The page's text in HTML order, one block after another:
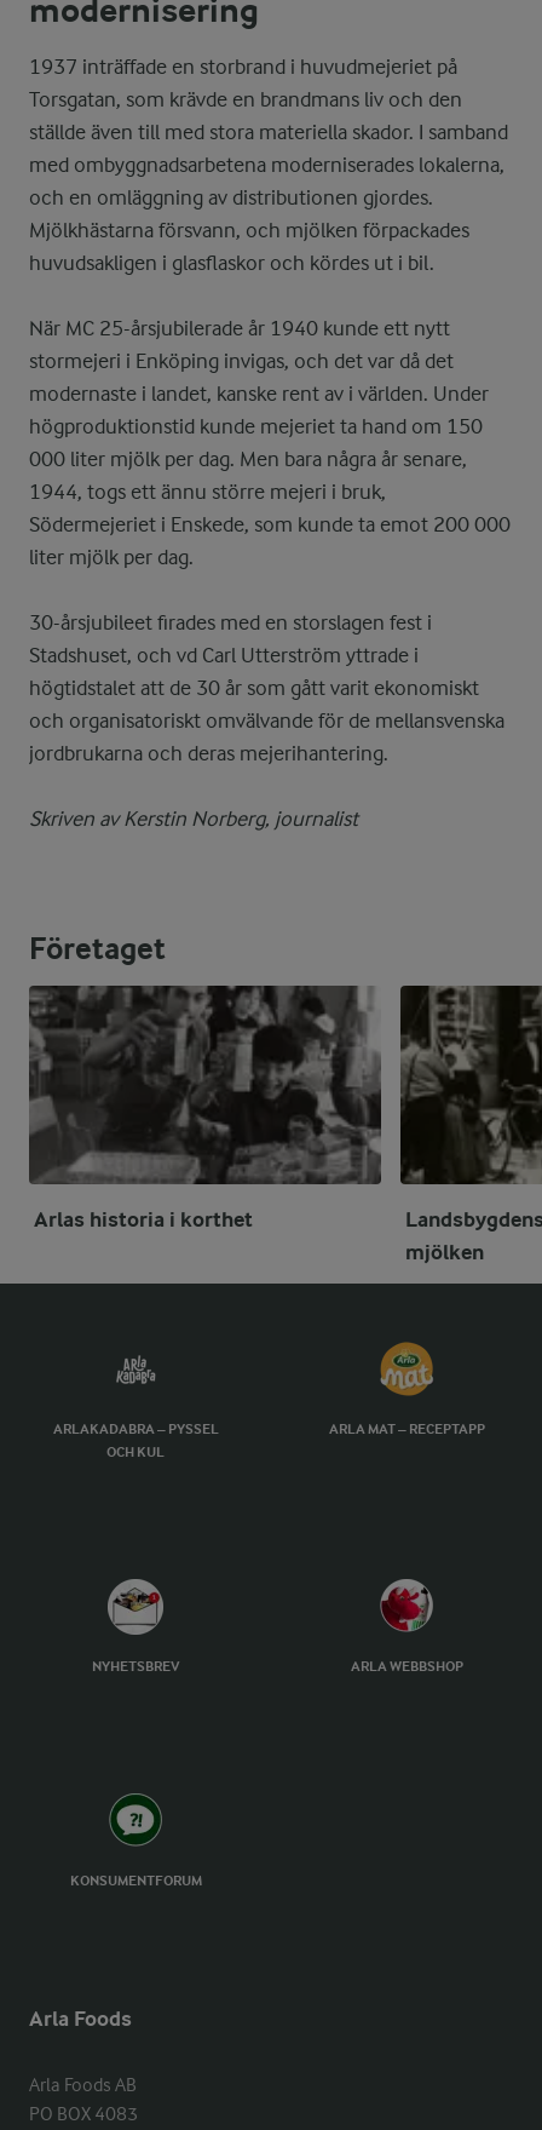
modernisering
1937 inträffade en storbrand i huvudmejeriet på
Torsgatan, som krävde en brandmans liv och den
ställde även till med stora materiella skador. I samband
med ombyggnadsarbetena moderniserades lokalerna,
och en omläggning av distributionen gjordes.
Mjölkhästarna försvann, och mjölken förpackades
huvudsakligen i glasflaskor och kördes ut i bil.
När MC 25-årsjubilerade år 1940 kunde ett nytt
stormejeri i Enköping invigas, och det var då det
modernaste i landet, kanske rent av i världen. Under
högproduktionstid kunde mejeriet ta hand om 150
000 liter mjölk per dag. Men bara några år senare,
1944, togs ett ännu större mejeri i bruk,
Södermejeriet i Enskede, som kunde ta emot 200 000
liter mjölk per dag.
30-årsjubileet firades med en storslagen fest i
Stadshuset, och vd Carl Utterström yttrade i
högtidstalet att de 30 år som gått varit ekonomiskt
och organisatoriskt omvälvande för de mellansvenska
jordbrukarna och deras mejerihantering.
Skriven av Kerstin Norberg, journalist
Företaget
Arlas historia i korthet
mjölken
ARLAKADABRA – PYSSEL
OCH KUL
ARLA MAT – RECEPTAPP
NYHETSBREV ARLA WEBBSHOP
KONSUMENTFORUM
Arla Foods
Arla Foods AB
PO BOX 4083